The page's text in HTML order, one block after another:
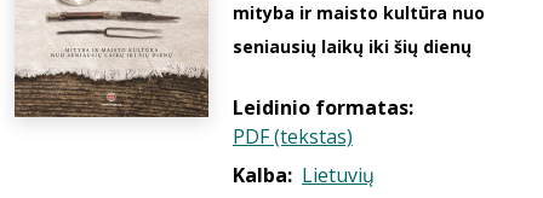
mityba ir maisto kultūra nuo
seniausių laikų iki šių dienų
Leidinio formatas:
PDF (tekstas)
Kalba: Lietuvių